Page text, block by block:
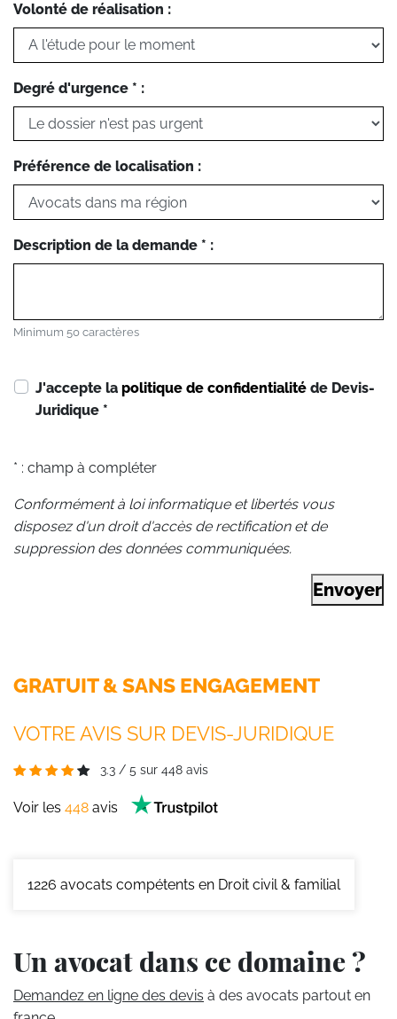
Volonté de réalisation :
Degré d'urgence * :
Préférence de localisation :
Description de la demande * :
Minimum 50 caractères
J'accepte la politique de confidentialité de Devis-
Juridique *
* : champ à compléter
Conformément à loi informatique et libertés vous
disposez d'un droit d'accès de rectification et de
suppression des données communiquées.
Envoyer
GRATUIT & SANS ENGAGEMENT
VOTRE AVIS SUR DEVIS-JURIDIQUE
3.3 / 5 sur 448 avis
Voir les 448 avis
1226 avocats compétents en Droit civil & familial
Un avocat dans ce domaine ?
Demandez en ligne des devis à des avocats partout en